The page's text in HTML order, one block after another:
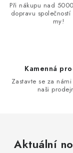
Při nákupu nad
dopravu společností
my!
Kamenná
Zastavte se za
naši
Aktuální